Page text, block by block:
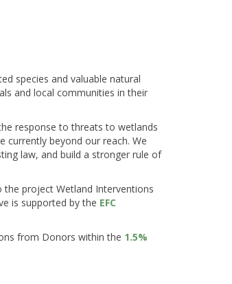
species and valuable natural
and local communities in their
response to threats to wetlands
currently beyond our reach. We
law, and build a stronger rule of
project Wetland Interventions
is supported by the EFC
from Donors within the 1.5%